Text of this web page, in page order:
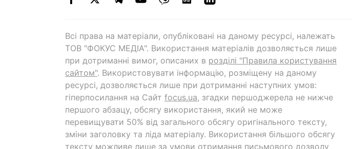
Всі права на матеріали, опубліковані на даному ресурсі, належать
ТОВ "ФОКУС МЕДІА". Використання матеріалів дозволяється лише
при дотриманні вимог, описаних в розділі "Правила користування
сайтом". Використовувати інформацію, розміщену на даному
ресурсі, дозволяється лише при дотриманні наступних умов:
гіперпосилання на Cайт focus.ua, згадки першоджерела не нижче
першого абзацу, обсягу використання, який не може
перевищувати 50% від загального обсягу оригінального тексту,
зміни заголовку та ліда матеріалу. Використання більшого обсягу
тексту можливе лише за умови отримання письмового дозволу